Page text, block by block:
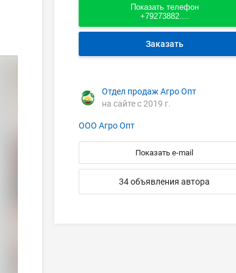
Показать телефон
+79273882....
Заказать
Отдел продаж Агро Опт
на сайте с 2019 г.
ООО Агро Опт
Показать e-mail
34 объявления автора